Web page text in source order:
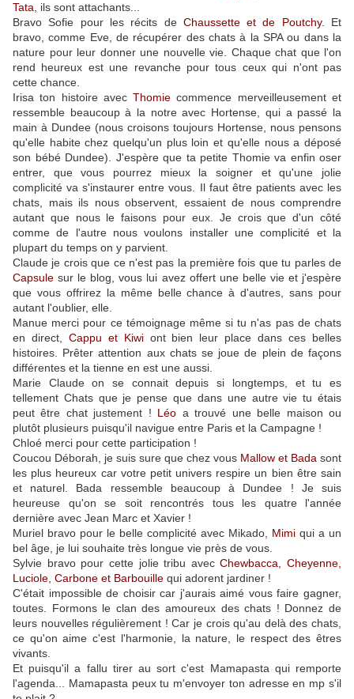
Tata , ils sont attachants...
Bravo Sofie pour les récits de Chaussette et de Poutchy. Et
bravo, comme Eve, de récupérer des chats à la SPA ou dans la
nature pour leur donner une nouvelle vie. Chaque chat que l'on
rend heureux est une revanche pour tous ceux qui n'ont pas
cette chance.
Irisa ton histoire avecThomiecommence merveilleusement et
ressemble beaucoup à la notre avec Hortense, qui a passé la
main à Dundee (nous croisons toujours Hortense, nous pensons
qu'elle habite chez quelqu'un plus loin et qu'elle nous a déposé
son bébé Dundee). J'espère que ta petite Thomie va enfin oser
entrer, que vous pourrez mieux la soigner et qu'une jolie
complicité va s'instaurer entre vous. Il faut être patients avec les
chats, mais ils nous observent, essaient de nous comprendre
autant que nous le faisons pour eux. Je crois que d'un côté
comme de l'autre nous voulons installer une complicité et la
plupart du temps on y parvient.
Claude je crois que ce n'est pas la première fois que tu parles de
Capsulesur le blog, vous lui avez offert une belle vie et j'espère
que vous offrirez la même belle chance à d'autres, sans pour
autant l'oublier, elle.
Manue merci pour ce témoignage même si tu n'as pas de chats
en direct, Cappu et Kiwiont bien leur place dans ces belles
histoires. Prêter attention aux chats se joue de plein de façons
différentes et la tienne en est une aussi.
Marie Claude on se connait depuis si longtemps, et tu es
tellement Chats que je pense que dans une autre vie tu étais
peut être chat justement ! Léo a trouvé une belle maison ou
plutôt plusieurs puisqu'il navigue entre Paris et la Campagne !
Chloé merci pour cette participation !
Coucou Déborah, je suis sure que chez vous Mallow et Bada sont
les plus heureux car votre petit univers respire un bien être sain
et naturel. Bada ressemble beaucoup à Dundee ! Je suis
heureuse qu'on se soit rencontrés tous les quatre l'année
dernière avec Jean Marc et Xavier !
Muriel bravo pour le belle complicité avec Mikado, Mimi qui a un
bel âge, je lui souhaite très longue vie près de vous.
Sylvie bravo pour cette jolie tribu avecChewbacca, Cheyenne,
Luciole, Carbone et Barbouille qui adorent jardiner !
C'était impossible de choisir car j'aurais aimé vous faire gagner,
toutes. Formons le clan des amoureux des chats ! Donnez de
leurs nouvelles régulièrement ! Car je crois qu'au delà des chats,
ce qu'on aime c'est l'harmonie, la nature, le respect des êtres
vivants.
Et puisqu'il a fallu tirer au sort c'est Mamapasta qui remporte
l'agenda... Mamapasta peux tu m'envoyer ton adresse en mp s'il